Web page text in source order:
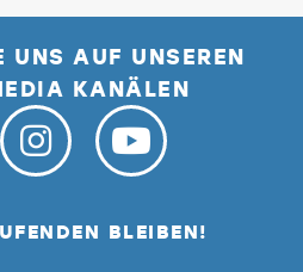
UNS AUF UNSEREN
KANÄLEN
BLEIBEN!